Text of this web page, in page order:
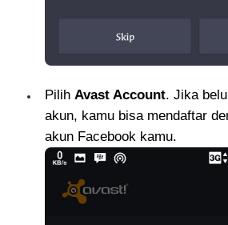
Pilih Avast Account. Jika
akun, kamu bisa mendaftar
akun Facebook kamu.